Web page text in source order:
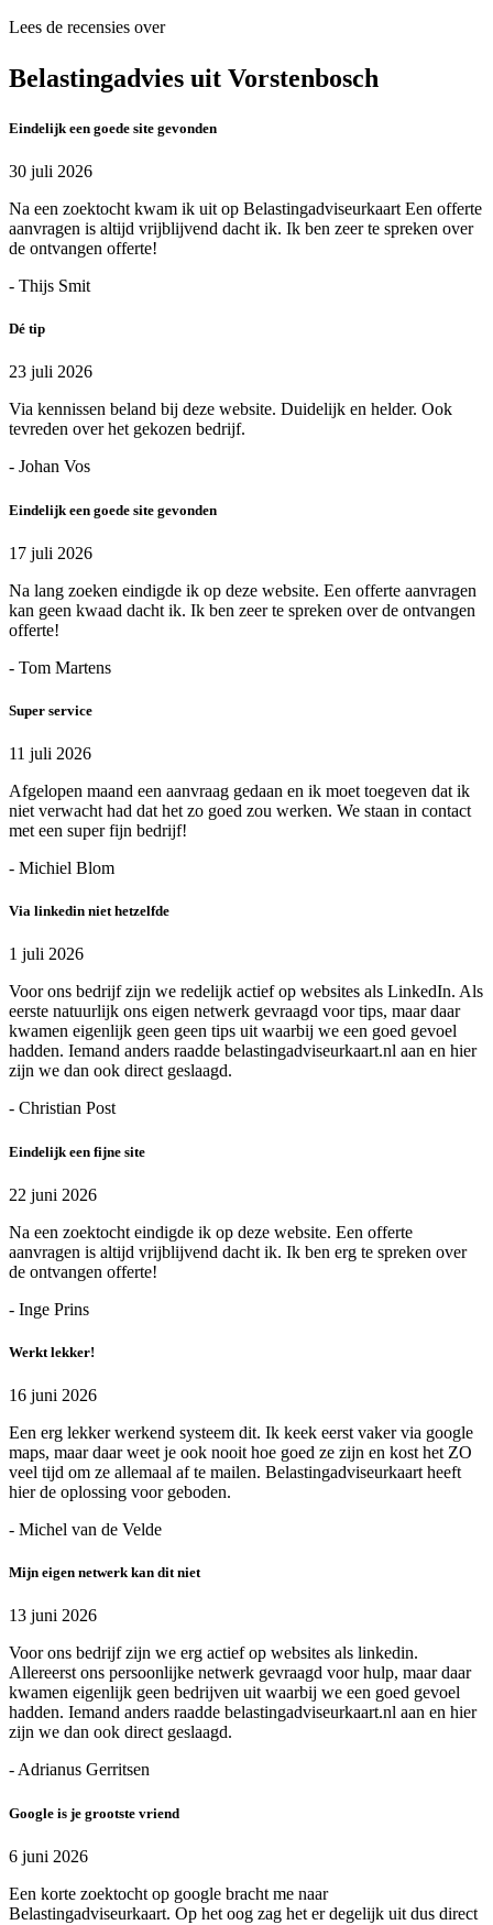
Lees de recensies over
Belastingadvies uit Vorstenbosch
Eindelijk een goede site gevonden
30 juli 2026
Na een zoektocht kwam ik uit op Belastingadviseurkaart Een offerte
aanvragen is altijd vrijblijvend dacht ik. Ik ben zeer te spreken over
de ontvangen offerte!
- Thijs Smit
Dé tip
23 juli 2026
Via kennissen beland bij deze website. Duidelijk en helder. Ook
tevreden over het gekozen bedrijf.
- Johan Vos
Eindelijk een goede site gevonden
17 juli 2026
Na lang zoeken eindigde ik op deze website. Een offerte aanvragen
kan geen kwaad dacht ik. Ik ben zeer te spreken over de ontvangen
offerte!
- Tom Martens
Super service
11 juli 2026
Afgelopen maand een aanvraag gedaan en ik moet toegeven dat ik
niet verwacht had dat het zo goed zou werken. We staan in contact
met een super fijn bedrijf!
- Michiel Blom
Via linkedin niet hetzelfde
1 juli 2026
Voor ons bedrijf zijn we redelijk actief op websites als LinkedIn. Als
eerste natuurlijk ons eigen netwerk gevraagd voor tips, maar daar
kwamen eigenlijk geen geen tips uit waarbij we een goed gevoel
hadden. Iemand anders raadde belastingadviseurkaart.nl aan en hier
zijn we dan ook direct geslaagd.
- Christian Post
Eindelijk een fijne site
22 juni 2026
Na een zoektocht eindigde ik op deze website. Een offerte
aanvragen is altijd vrijblijvend dacht ik. Ik ben erg te spreken over
de ontvangen offerte!
- Inge Prins
Werkt lekker!
16 juni 2026
Een erg lekker werkend systeem dit. Ik keek eerst vaker via google
maps, maar daar weet je ook nooit hoe goed ze zijn en kost het ZO
veel tijd om ze allemaal af te mailen. Belastingadviseurkaart heeft
hier de oplossing voor geboden.
- Michel van de Velde
Mijn eigen netwerk kan dit niet
13 juni 2026
Voor ons bedrijf zijn we erg actief op websites als linkedin.
Allereerst ons persoonlijke netwerk gevraagd voor hulp, maar daar
kwamen eigenlijk geen bedrijven uit waarbij we een goed gevoel
hadden. Iemand anders raadde belastingadviseurkaart.nl aan en hier
zijn we dan ook direct geslaagd.
- Adrianus Gerritsen
Google is je grootste vriend
6 juni 2026
Een korte zoektocht op google bracht me naar
Belastingadviseurkaart. Op het oog zag het er degelijk uit dus direct